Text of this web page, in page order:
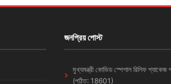
জনপ্রিয় পোস্ট
মুখ্যমন্ত্রী কোভিড স্পেশাল রিলিফ প্যাকেজ
(পঠিত: 18601)